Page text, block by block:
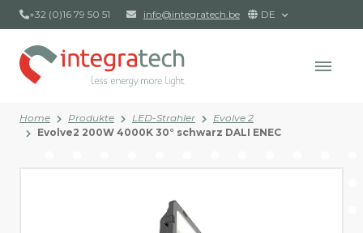
+32 (0)16 79 50 51 info@integratech.be DE
Home Produkte LED-Strahler
Evolve 2
Evolve2 200W 4000K 30° schwarz DALI ENEC